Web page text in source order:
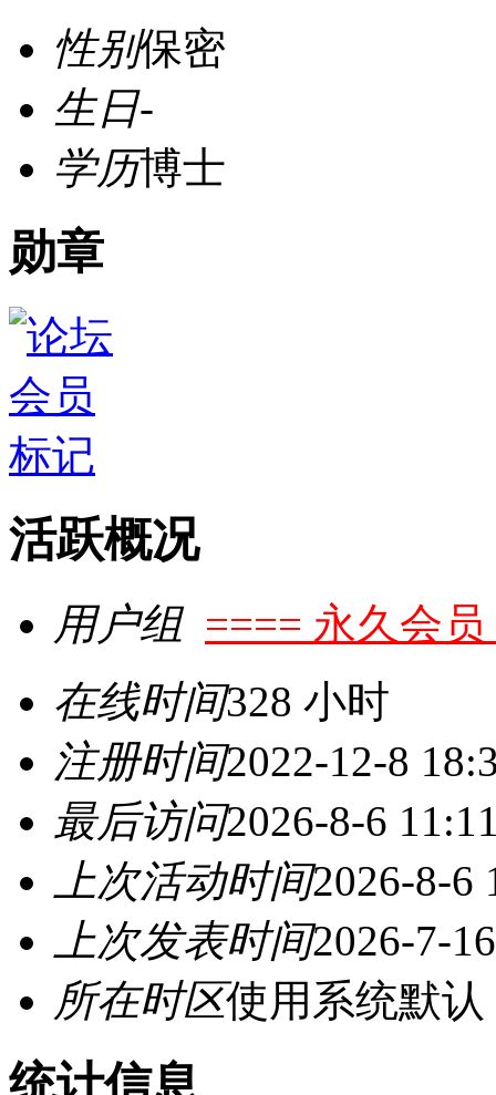
性别保密
生日-
学历博士
勋章
活跃概况
用户组 ==== 永久会员
在线时间328 小时
注册时间2022-12-8
最后访问2026-8-6
上次活动时间2026-8-6
上次发表时间2026-7-
所在时区使用系统默认
统计信息